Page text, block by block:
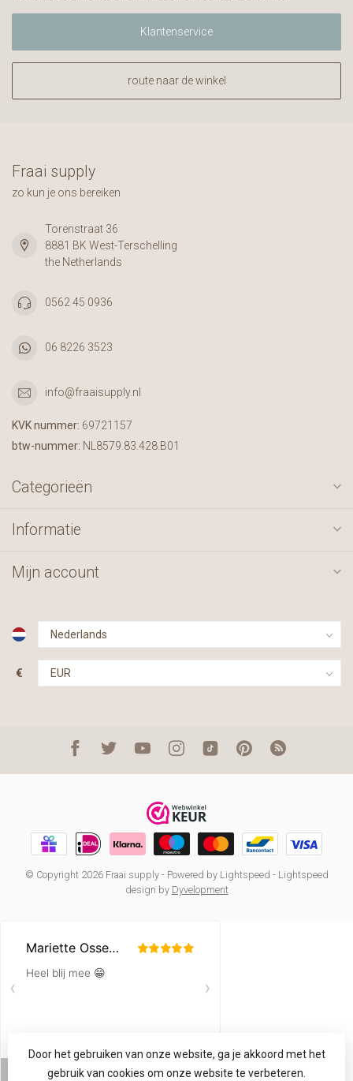
Klantenservice
route naar de winkel
Fraai supply
zo kun je ons bereiken
Torenstraat 36
8881 BK West-Terschelling
the Netherlands
0562 45 0936
06 8226 3523
info@fraaisupply.nl
KVK nummer: 69721157
btw-nummer: NL8579.83.428.B01
Categorieën
Informatie
Mijn account
€
© Copyright 2026 Fraai supply- Powered by Lightspeed - Lightspeed
design by Dyvelopment
Door het gebruiken van onze website, ga je akkoord met het
gebruik van cookies om onze website te verbeteren.